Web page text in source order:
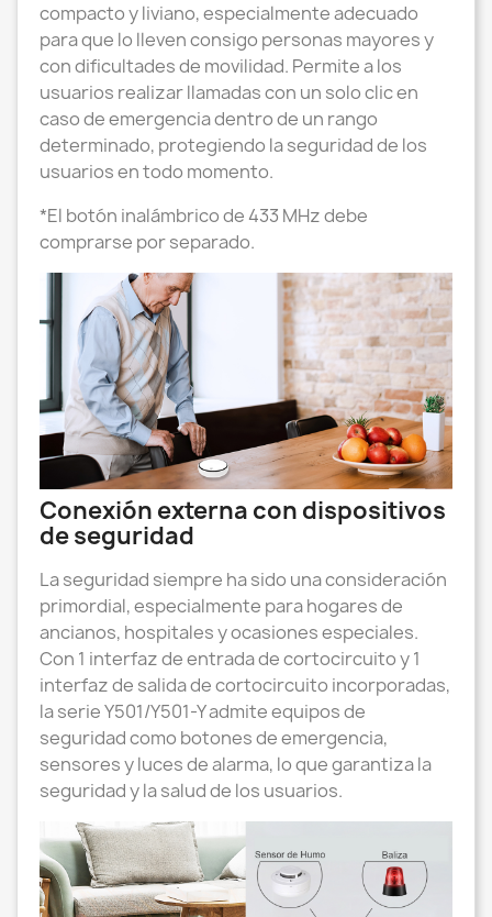
compacto y liviano, especialmente adecuado
para que lo lleven consigo personas mayores y
con dificultades de movilidad. Permite a los
usuarios realizar llamadas con un solo clic en
caso de emergencia dentro de un rango
determinado, protegiendo la seguridad de los
usuarios en todo momento.
*El botón inalámbrico de 433 MHz debe
comprarse por separado.
Conexión externa con dispositivos
de seguridad
La seguridad siempre ha sido una consideración
primordial, especialmente para hogares de
ancianos, hospitales y ocasiones especiales.
Con 1 interfaz de entrada de cortocircuito y 1
interfaz de salida de cortocircuito incorporadas,
la serie Y501/Y501-Y admite equipos de
seguridad como botones de emergencia,
sensores y luces de alarma, lo que garantiza la
seguridad y la salud de los usuarios.